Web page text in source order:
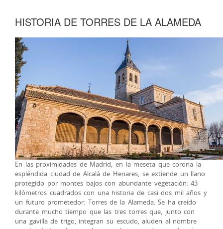
HISTORIA DE TORRES DE LA ALAMEDA
En las proximidades de Madrid, en la meseta que corona la
espléndida ciudad de Alcalá de Henares, se extiende un llano
protegido por montes bajos con abundante vegetación: 43
kilómetros cuadrados con una historia de casi dos mil años y
un futuro prometedor: Torres de la Alameda. Se ha creído
durante mucho tiempo que las tres torres que, junto con
una gavilla de trigo, integran su escudo, aluden al nombre